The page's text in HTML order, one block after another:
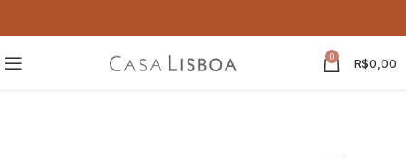
0 R$0,00